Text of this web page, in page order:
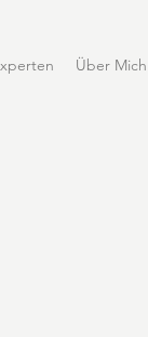
Über Mich